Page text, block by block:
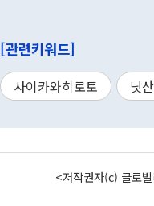
[관련키워드]
사이카와히로토 닛산
<저작권자(c) 글로